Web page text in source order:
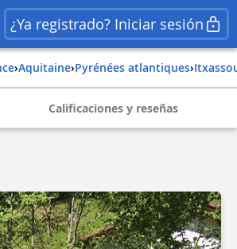
¿Ya registrado? Iniciar sesión
› aquitaine› pyrénées atlantiques›
Calificaciones y reseñas